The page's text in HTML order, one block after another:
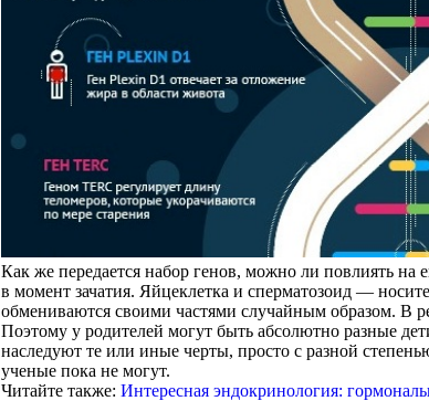
Как же передается набор генов, можно ли повлиять на
в момент зачатия. Яйцеклетка и сперматозоид —
обмениваются своими частями случайным образом. В
Поэтому у родителей могут быть абсолютно разные
наследуют те или иные черты, просто с разной
ученые пока не могут.
Читайте также: Интересная эндокринология: